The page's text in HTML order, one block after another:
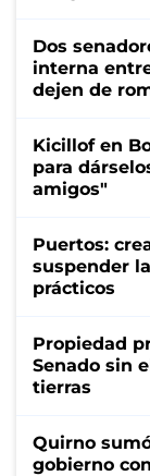
Dos
interna
dejen de
Kicillof en
para
amigos"
Puertos:
suspender
prácticos
Propiedad
Senado sin
tierras
Quirno
gobierno